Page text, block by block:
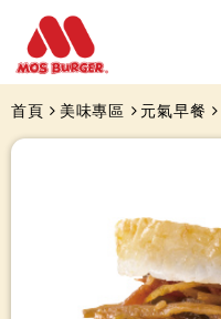
首頁 美味專區 元氣早餐